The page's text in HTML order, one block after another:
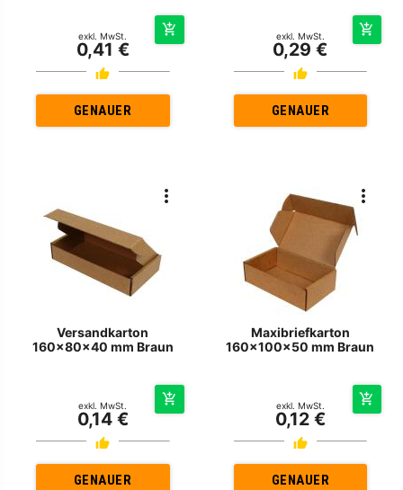
exkl. MwSt.
0,41 €
GENAUER
exkl. MwSt.
0,29 €
GENAUER
Versandkarton
160x80x40 mm Braun
exkl. MwSt.
0,14 €
GENAUER
Maxibriefkarton
160x100x50 mm Braun
exkl. MwSt.
0,12 €
GENAUER